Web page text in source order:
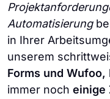
Automatisierung
in Ihrer
unserem
Forms und Wufoo,
immer noch einige